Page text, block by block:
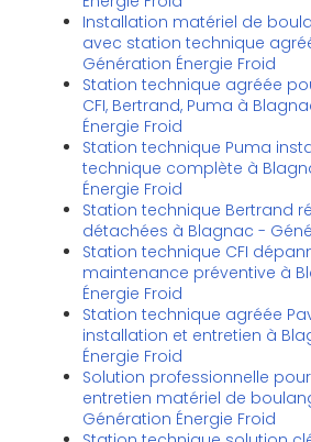
Installation matériel de
avec station technique
Génération Énergie Froid
Station technique agréée
CFI, Bertrand, Puma à
Énergie Froid
Station technique Puma
technique complète à
Énergie Froid
Station technique Bertrand
détachées à Blagnac -
Station technique CFI
maintenance préventive à
Énergie Froid
Station technique agréée
installation et entretien à
Énergie Froid
Solution professionnelle
entretien matériel de
Génération Énergie Froid